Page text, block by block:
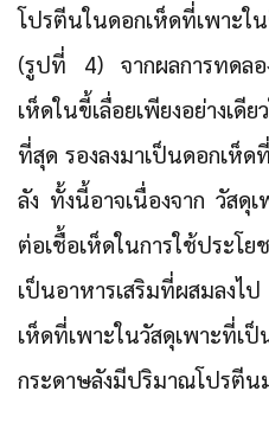
โปรตีนในดอกเห็ดที่เพาะใ
(รูปที่ 4) จากผลการทดลอ
เห็ดในขี้เลื่อยเพียงอย่างเดี
ที่สุด รองลงมาเป็นดอกเห็ด
ลัง ทั้งนี้อาจเนื่องจาก วัสดุ
ต่อเชื้อเห็ดในการใช้ประโ
เป็นอาหารเสริมที่ผสมลง
เห็ดที่เพาะในวัสดุเพาะที่เ
กระดาษลังมีปริมาณโปรตี